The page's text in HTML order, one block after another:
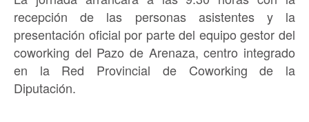
recepción de las personas asistentes y la
presentación oficial por parte del equipo gestor del
coworking del Pazo de Arenaza, centro integrado
en la Red Provincial de Coworking de la
Diputación.